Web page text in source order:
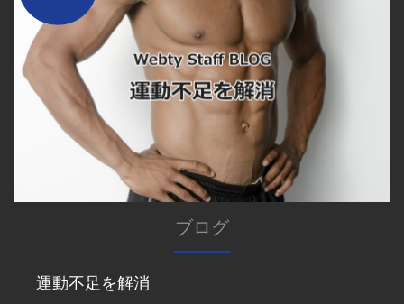
ブログ
運動不足を解消